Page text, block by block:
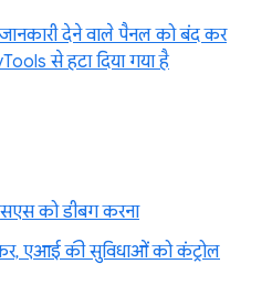
देने वाले पैनल को बंद कर
से हटा दिया गया है
को डीबग करना
एआई की सुविधाओं को कंट्रोल